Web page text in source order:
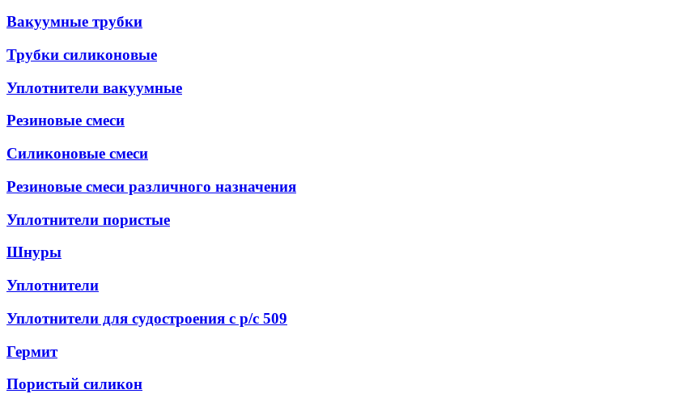
Вакуумные трубки
Трубки силиконовые
Уплотнители вакуумные
Резиновые смеси
Силиконовые смеси
Резиновые смеси различного назначения
Уплотнители пористые
Шнуры
Уплотнители
Уплотнители для судостроения с р/с 509
Гермит
Пористый силикон